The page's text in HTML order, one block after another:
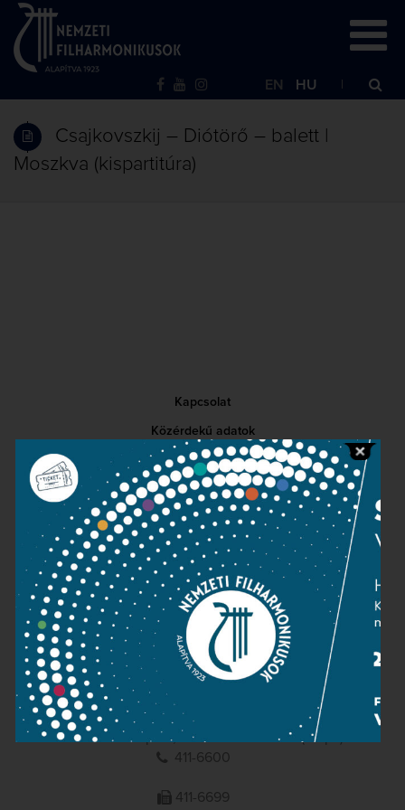
EN HU
Csajkovszkij – Diótörő – balett |
Moszkva (kispartitúra)
Kapcsolat
Közérdekű adatok
Sajtószoba
Adatvédelem
Impresszum
NEMZETI
FILHARMONIKUSOK
1095 Budapest, Komor Marcell u. 1. (Müpa)
411-6600
411-6699